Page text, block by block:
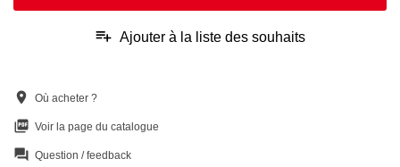
playlist_add Ajouter à la liste des souhaits
location_on Où acheter ?
picture_as_pdf Voir la page du catalogue
question_answer Question / feedback